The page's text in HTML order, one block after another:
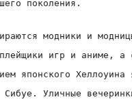
поколения.
модники и
игр и аниме, а
японского Хеллоуина
Сибуе. Уличные